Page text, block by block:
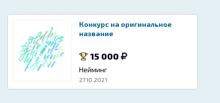
Конкурс на оригинальное
название
15 000
Нейминг
27.10.2021